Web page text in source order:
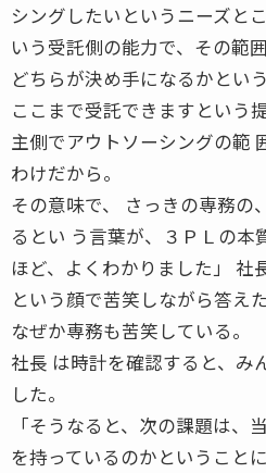
シングしたいというニーズと
いう受託側の能力で、その範
どちらが決め手になるかとい
ここまで受託できますという
主側でアウトソーシングの範
わけだから。
その意味で、 さっきの専務の
るとい う言葉が、３ＰＬの本
ほど、よくわかりました」 社
という顔で苦笑しながら答えた
なぜか専務も苦笑している。
社長 は時計を確認すると、み
した。
「そうなると、次の課題は、
を持っているのかということに